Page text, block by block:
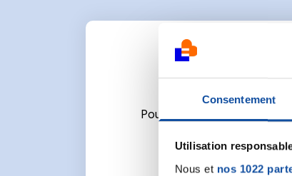
Consentement
Utilisation
Nous et nos 1022
Pour écrire un